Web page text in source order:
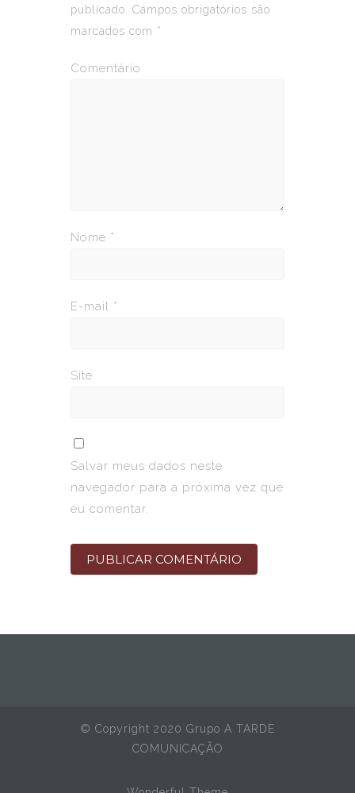
publicado.
Campos obrigatórios são
marcados com *
Comentário
Nome *
E-mail *
Site
Salvar meus dados neste
navegador para a próxima vez que
eu comentar.
© Copyright 2020 Grupo A TARDE
COMUNICAÇÃO